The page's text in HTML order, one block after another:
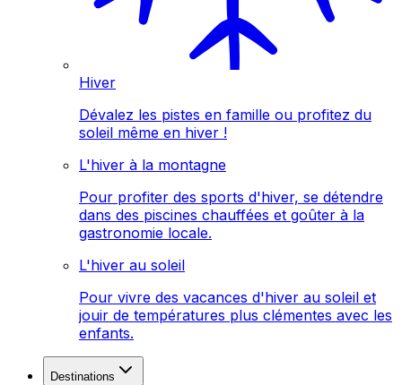
Hiver
Dévalez les pistes en famille ou profitez du
soleil même en hiver !
L'hiver à la montagne
Pour profiter des sports d'hiver, se détendre
dans des piscines chauffées et goûter à la
gastronomie locale.
L'hiver au soleil
Pour vivre des vacances d'hiver au soleil et
jouir de températures plus clémentes avec les
enfants.
Destinations